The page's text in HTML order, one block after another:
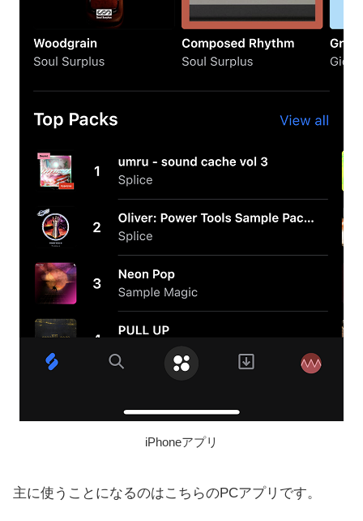
iPhoneアプリ
主に使うことになるのはこちらのPCアプリです。